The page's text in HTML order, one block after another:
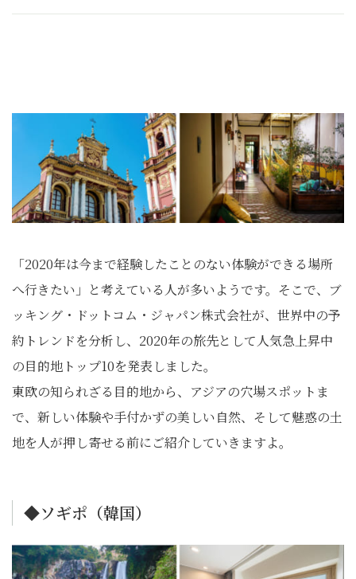
「2020年は今まで経験したことのない体験ができる場所
へ行きたい」と考えている人が多いようです。そこで、ブ
ッキング・ドットコム・ジャパン株式会社が、世界中の予
約トレンドを分析し、2020年の旅先として人気急上昇中
の目的地トップ10を発表しました。
東欧の知られざる目的地から、アジアの穴場スポットま
で、新しい体験や手付かずの美しい自然、そして魅惑の土
地を人が押し寄せる前にご紹介していきますよ。
◆ソギポ（韓国）